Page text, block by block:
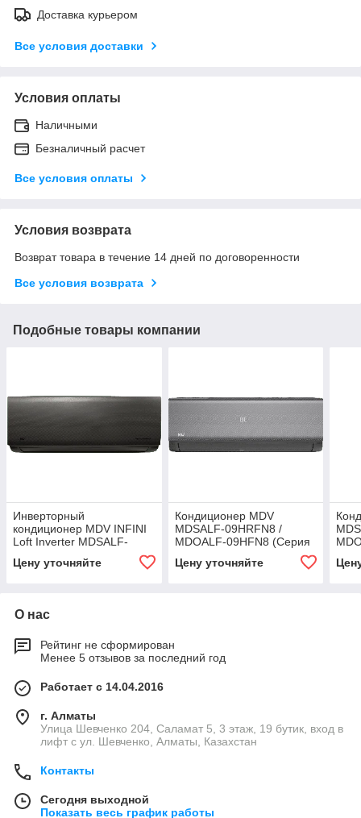
Доставка курьером
Все условия доставки
Условия оплаты
Наличными
Безналичный расчет
Все условия оплаты
Условия возврата
Возврат товара в течение 14 дней по договоренности
Все условия возврата
Подобные товары компании
Инверторный
кондиционер MDV INFINI
Loft Inverter MDSALF-
Цену уточняйте
Кондиционер MDV
MDSALF-09HRFN8 /
MDOALF-09HFN8 (Серия
инвертор, фреон R32, до
Цену уточняйте
О нас
Рейтинг не сформирован
Менее 5 отзывов за последний год
Работает с 14.04.2016
г. Алматы
​Улица Шевченко 204, Саламат 5, ​3 этаж, 19 бутик, вход в
лифт с ул. Шевченко, Алматы, Казахстан
Контакты
Сегодня выходной
Показать весь график работы